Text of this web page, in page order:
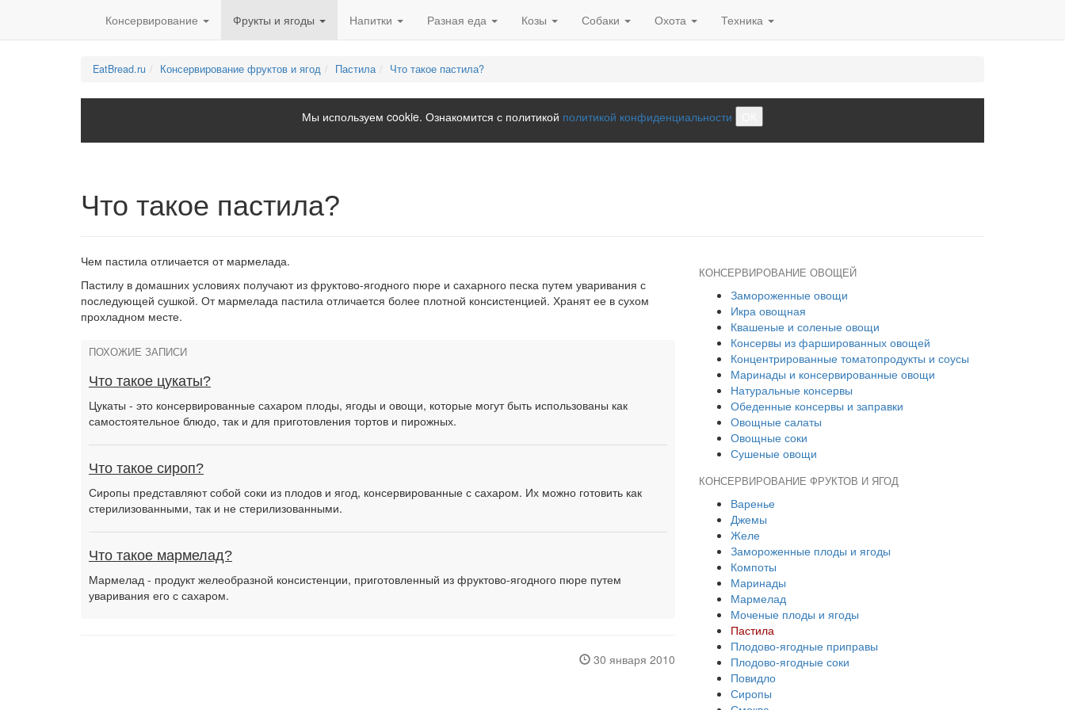
Консервирование Фрукты и ягоды Напитки Разная еда Козы Собаки Охота Техника
EatBread.ru Консервирование фруктов и ягод Пастила Что такое пастила?
Мы используем cookie. Ознакомится с политикой политикой конфиденциальности
Что такое пастила?
Чем пастила отличается от мармелада.
Пастилу в домашних условиях получают из фруктово-ягодного пюре и сахарного песка путем уваривания с
последующей сушкой. От мармелада пастила отличается более плотной консистенцией. Хранят ее в сухом
прохладном месте.
ПОХОЖИЕ ЗАПИСИ
Что такое цукаты?
Цукаты - это консервированные сахаром плоды, ягоды и овощи, которые могут быть использованы как
самостоятельное блюдо, так и для приготовления тортов и пирожных.
Что такое сироп?
Сиропы представляют собой соки из плодов и ягод, консервированные с сахаром. Их можно готовить как
стерилизованными, так и не стерилизованными.
Что такое мармелад?
Мармелад - продукт желеобразной консистенции, приготовленный из фруктово-ягодного пюре путем
уваривания его с сахаром.
30 января 2010
КОНСЕРВИРОВАНИЕ ОВОЩЕЙ
Замороженные овощи
Икра овощная
Квашеные и соленые овощи
Консервы из фаршированных овощей
Концентрированные томатопродукты и соусы
Маринады и консервированные овощи
Натуральные консервы
Обеденные консервы и заправки
Овощные салаты
Овощные соки
Сушеные овощи
КОНСЕРВИРОВАНИЕ ФРУКТОВ И ЯГОД
Варенье
Джемы
Желе
Замороженные плоды и ягоды
Компоты
Маринады
Мармелад
Моченые плоды и ягоды
Пастила
Плодово-ягодные приправы
Плодово-ягодные соки
Повидло
Сиропы